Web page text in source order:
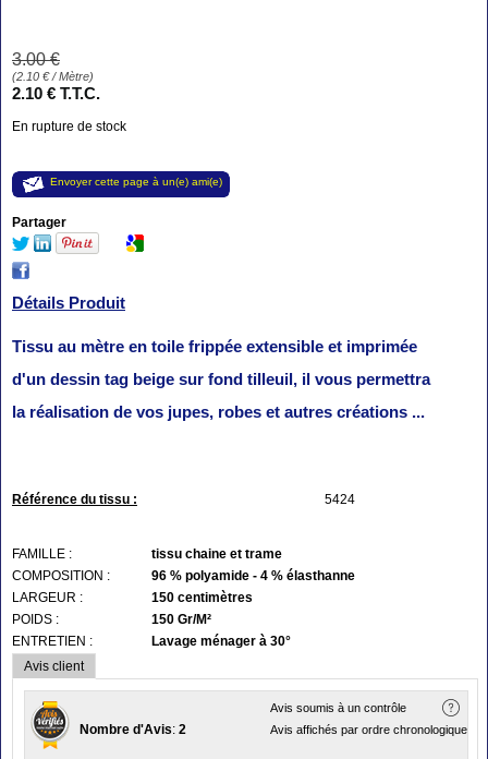
3.00 €
(2.10 €/ Mètre)
2.10 € T.T.C.
En rupture de stock
Envoyer cette page à un(e) ami(e)
Partager
Détails Produit
Tissu au mètre en toile frippée extensible et imprimée
d'un dessin tag beige sur fond tilleuil, il vous permettra
la réalisation de vos jupes, robes et autres créations ...
Référence du tissu : 5424
FAMILLE :
tissu chaine et trame
COMPOSITION :
96 % polyamide - 4 % élasthanne
LARGEUR :
150 centimètres
POIDS :
150 Gr/M²
ENTRETIEN :
Lavage ménager à 30°
Avis client
Avis soumis à un contrôle
Avis affichés par ordre chronologique
Nombre d'Avis: 2